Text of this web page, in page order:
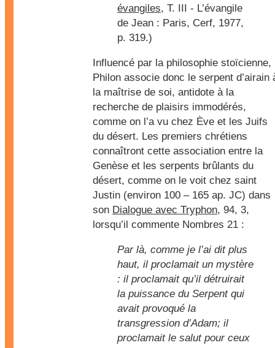
évangiles, T. III - L’évangile
de Jean : Paris, Cerf, 1977,
p. 319.)
Influencé par la philosophie stoïcienne,
Philon associe donc le serpent d’airain
la maîtrise de soi, antidote à la
recherche de plaisirs immodérés,
comme on l’a vu chez Ève et les Juifs
du désert. Les premiers chrétiens
connaîtront cette association entre la
Genèse et les serpents brûlants du
désert, comme on le voit chez saint
Justin (environ 100 – 165 ap. JC) dans
son Dialogue avec Tryphon, 94, 3,
lorsqu’il commente Nombres 21 :
Par là, comme je l’ai dit plus
haut, il proclamait un mystère
: il proclamait qu’il détruirait
la puissance du Serpent qui
avait provoqué la
transgression d’Adam; il
proclamait le salut pour ceux